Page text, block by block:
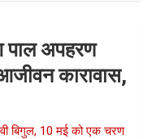
पाल अपहरण
कारावास,
बिगुल, 10 मई को एक चरण